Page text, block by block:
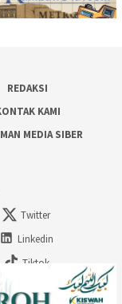
REDAKSI
KAMI
MEDIA SIBER
Twitter
Linkedin
Tiktok